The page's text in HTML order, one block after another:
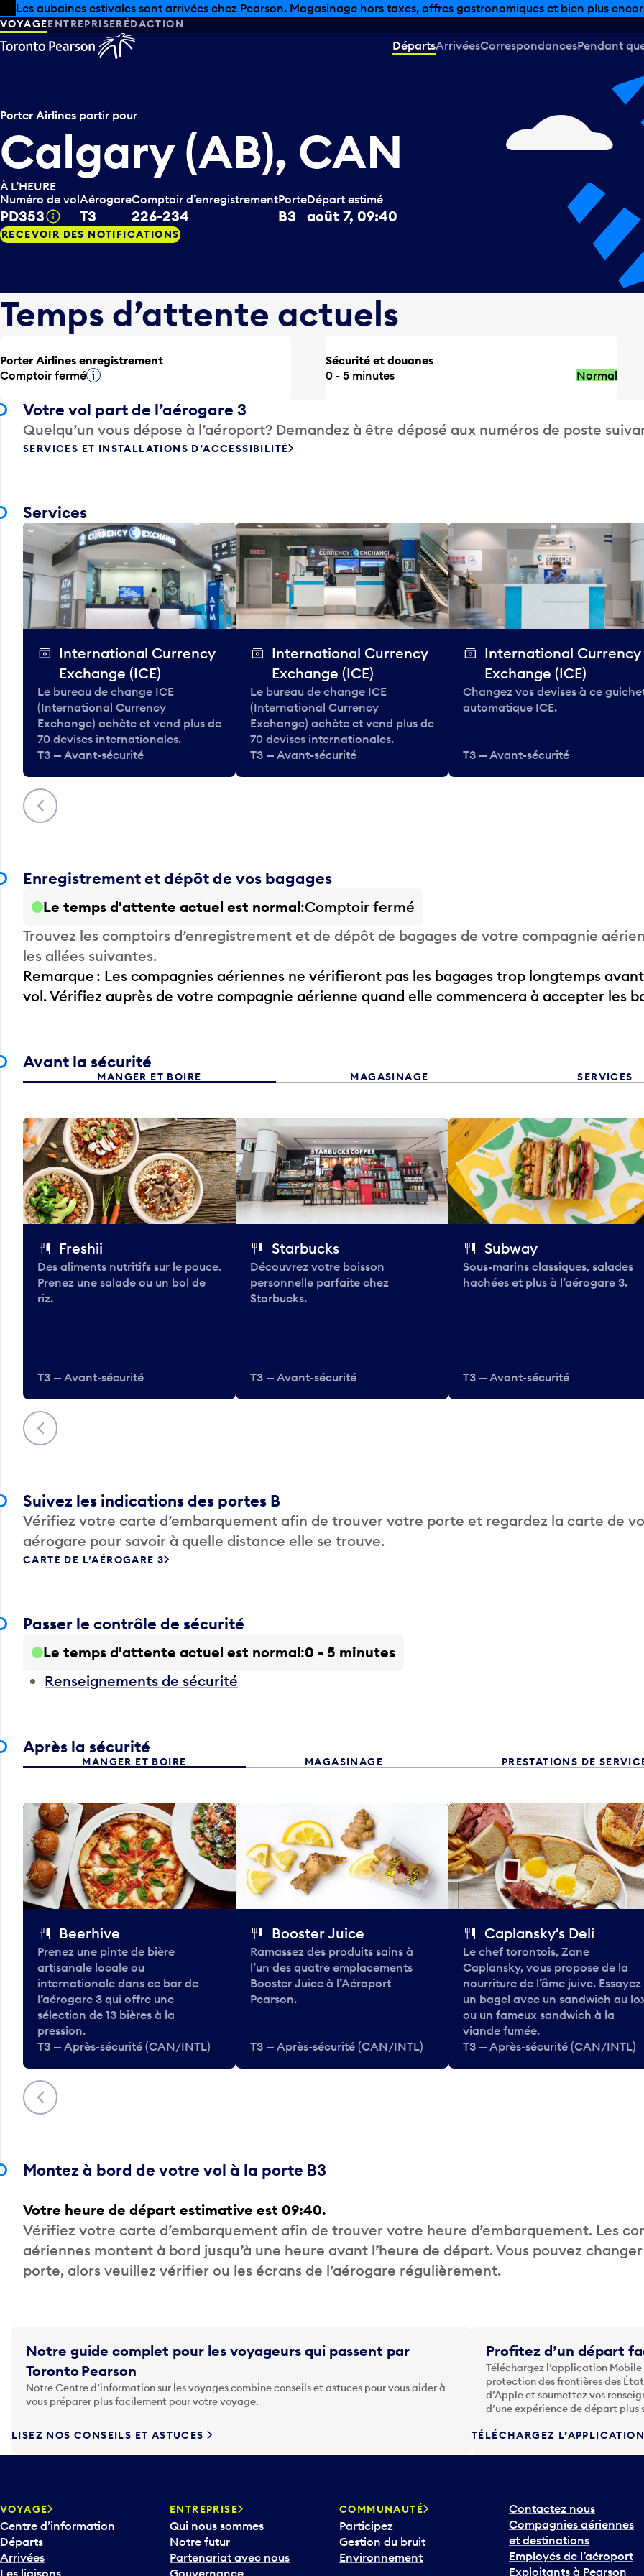
Skip to offers
Passer au contenu principal
Les aubaines estivales sont arrivées chez Pearson. Magasinage hors taxes, offres gastronomiques et bien plus
VOYAGEENTREPRISERÉDACTION
DépartsArrivéesCorrespondancesPendant
Porter Airlines partir pour
Calgary (AB), CAN
À L’HEURE
Numéro de vol
PD353 Infobulle
Aérogare
T3
Comptoir d’enregistrement
226-234
Porte
B3
Départ estimé
août 7, 09:40
RECEVOIR DES NOTIFICATIONS
Temps d’attente actuels
Porter Airlines enregistrement
Comptoir ferméInfobulle
Sécurité et douanes
0 - 5 minutes
Normal
Votre vol part de l’aérogare 3
Quelqu’un vous dépose à l’aéroport? Demandez à être déposé aux numéros de poste
SERVICES ET INSTALLATIONS D’ACCESSIBILITÉ
Services
Précédent
International Currency
Exchange (ICE)
Le bureau de change ICE
(International Currency
Exchange) achète et vend plus de
70 devises internationales.
T3 — Avant-sécurité
International Currency
Exchange (ICE)
Le bureau de change ICE
(International Currency
Exchange) achète et vend plus de
70 devises internationales.
T3 — Avant-sécurité
International Currency
Exchange (ICE)
Changez vos devises à ce
automatique ICE.
T3 — Avant-sécurité
Enregistrement et dépôt de vos bagages
Le temps d'attente actuel est normal Comptoir fermé
Trouvez les comptoirs d’enregistrement et de dépôt de bagages de votre compagnie
les allées suivantes.
Remarque : Les compagnies aériennes ne vérifieront pas les bagages trop longtemps
vol. Vérifiez auprès de votre compagnie aérienne quand elle commencera à accepter les
Avant la sécurité
MANGER ET BOIRE MAGASINAGE SERVICES
Précédent
Freshii
Des aliments nutritifs sur le pouce.
Prenez une salade ou un bol de
riz.
T3 — Avant-sécurité
Starbucks
Découvrez votre boisson
personnelle parfaite chez
Starbucks.
T3 — Avant-sécurité
Subway
Sous-marins classiques, salades
hachées et plus à l’aérogare 3.
T3 — Avant-sécurité
Suivez les indications des portes B
Vérifiez votre carte d’embarquement afin de trouver votre porte et regardez la carte de
aérogare pour savoir à quelle distance elle se trouve.
CARTE DE L’AÉROGARE 3
Passer le contrôle de sécurité
Le temps d'attente actuel est normal 0 - 5 minutes
Renseignements de sécurité
Après la sécurité
MANGER ET BOIRE MAGASINAGE PRESTATIONS DE
Précédent
Beerhive
Prenez une pinte de bière
artisanale locale ou
internationale dans ce bar de
l’aérogare 3 qui offre une
sélection de 13 bières à la
pression.
T3 — Après-sécurité (CAN/INTL)
Booster Juice
Ramassez des produits sains à
l’un des quatre emplacements
Booster Juice à l’Aéroport
Pearson.
T3 — Après-sécurité (CAN/INTL)
Caplansky's Deli
Le chef torontois, Zane
Caplansky, vous propose de la
nourriture de l’âme juive. Essayez
un bagel avec un sandwich au
ou un fameux sandwich à la
viande fumée.
T3 — Après-sécurité (CAN/INTL)
Montez à bord de votre vol à la porte B3
Votre heure de départ estimative est 09:40.
Vérifiez votre carte d’embarquement afin de trouver votre heure d’embarquement. Les
aériennes montent à bord jusqu’à une heure avant l’heure de départ. Vous pouvez
porte, alors veuillez vérifier ou les écrans de l’aérogare régulièrement.
Notre guide complet pour les voyageurs qui passent par
Toronto Pearson
Notre Centre d’information sur les voyages combine conseils et astuces pour vous aider à
vous préparer plus facilement pour votre voyage.
LISEZ NOS CONSEILS ET ASTUCES
Profitez d’un départ
Téléchargez l’application
protection des frontières des
d’Apple et soumettez vos
d’une expérience de départ plus
TÉLÉCHARGEZ L’APPLICATION
VOYAGE
Centre d’information
Départs
Arrivées
Les liaisons
ENTREPRISE
Qui nous sommes
Notre futur
Partenariat avec nous
Gouvernance
COMMUNAUTÉ
Participez
Gestion du bruit
Environnement
Contactez nous
Compagnies aériennes
et destinations
Employés de l’aéroport
Exploitants à Pearson